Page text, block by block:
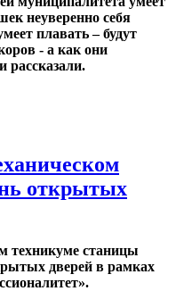
неуверенно себя
плавать – будут
- а как они
рассказали.
открытых
техникуме станицы
дверей в рамках